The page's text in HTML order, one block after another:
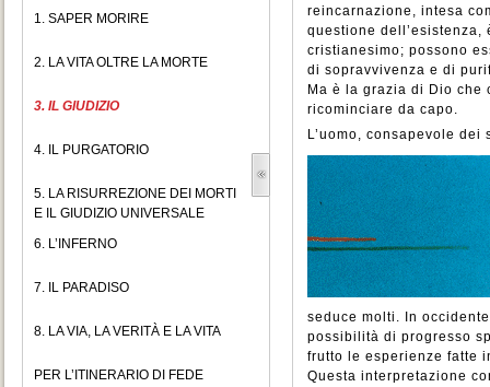
1. SAPER MORIRE
2. LA VITA OLTRE LA MORTE
3. IL GIUDIZIO
4. IL PURGATORIO
5. LA RISURREZIONE DEI MORTI
E IL GIUDIZIO UNIVERSALE
6. L’INFERNO
7. IL PARADISO
8. LA VIA, LA VERITÀ E LA VITA
PER L’ITINERARIO DI FEDE
reincarnazione, intesa
questione
cristianesimo; possono
di sopravvivenza e di
Ma è la grazia di Dio
ricominciare da capo.
L’uomo, consapevole
seduce molti. In
possibilità di progresso
frutto le esperienze fatte
Questa interpretazione